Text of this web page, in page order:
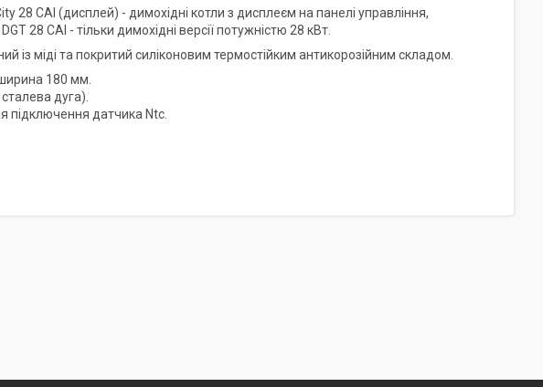
CAI (дисплей) - димохідні котли з дисплеєм на панелі управління,
28 CAI - тільки димохідні версії потужністю 28 кВт.
із міді та покритий силіконовим термостійким антикорозійним складом.
180 мм.
дуга).
підключення датчика Ntc.